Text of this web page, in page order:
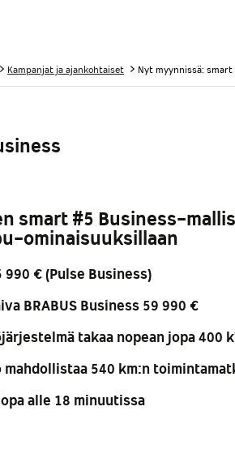
> Kampanjat ja ajankohtaiset > Nyt myynnissä:
smart #5 Business-
ominaisuuksillaan
990 € (Pulse Business)
BRABUS Business 59 990 €
takaa nopean jopa 400
mahdollistaa 540 km:n
alle 18 minuutissa